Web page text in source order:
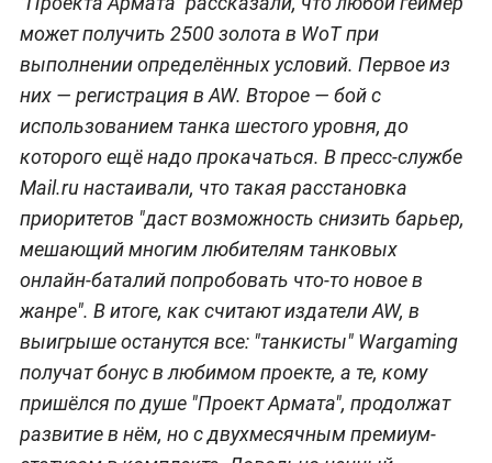
может получить 2500 золота в WoT при
выполнении определённых условий. Первое из
них — регистрация в AW. Второе — бой с
использованием танка шестого уровня, до
которого ещё надо прокачаться. В пресс-службе
Mail.ru настаивали, что такая расстановка
приоритетов "даст возможность снизить барьер,
мешающий многим любителям танковых
онлайн-баталий попробовать что-то новое в
жанре". В итоге, как считают издатели AW, в
выигрыше останутся все: "танкисты" Wargaming
получат бонус в любимом проекте, а те, кому
пришёлся по душе "Проект Армата", продолжат
развитие в нём, но с двухмесячным премиум-